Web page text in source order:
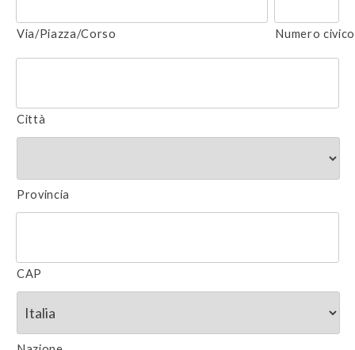
Via/Piazza/Corso Numero civico
Città
Provincia
CAP